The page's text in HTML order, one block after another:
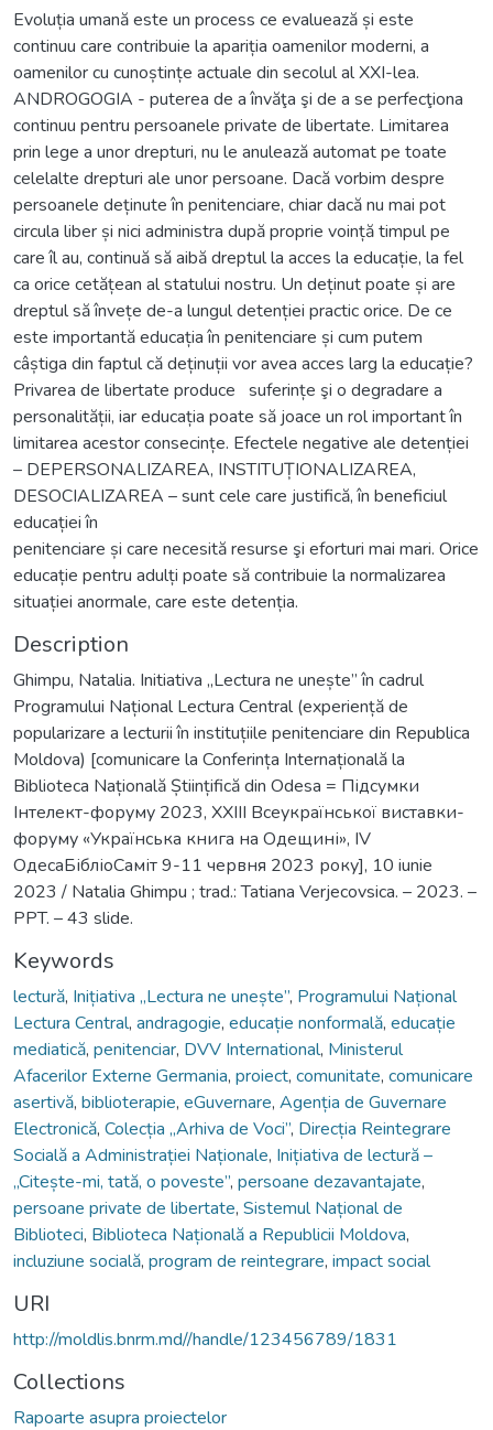
Evoluția umană este un process ce evaluează și este
continuu care contribuie la apariția oamenilor moderni, a
oamenilor cu cunoștințe actuale din secolul al XXI-lea.
ANDROGOGIA - puterea de a învăţa şi de a se perfecţiona
continuu pentru persoanele private de libertate. Limitarea
prin lege a unor drepturi, nu le anulează automat pe toate
celelalte drepturi ale unor persoane. Dacă vorbim despre
persoanele deținute în penitenciare, chiar dacă nu mai pot
circula liber și nici administra după proprie voință timpul pe
care îl au, continuă să aibă dreptul la acces la educație, la fel
ca orice cetățean al statului nostru. Un deținut poate și are
dreptul să învețe de-a lungul detenției practic orice. De ce
este importantă educația în penitenciare și cum putem
câștiga din faptul că deținuții vor avea acces larg la educație?
Privarea de libertate produce suferințe şi o degradare a
personalității, iar educația poate să joace un rol important în
limitarea acestor consecințe. Efectele negative ale detenției
– DEPERSONALIZAREA, INSTITUȚIONALIZAREA,
DESOCIALIZAREA – sunt cele care justifică, în beneficiul
educației în
penitenciare și care necesită resurse şi eforturi mai mari. Orice
educație pentru adulți poate să contribuie la normalizarea
situației anormale, care este detenția.
Description
Ghimpu, Natalia. Initiativa „Lectura ne unește” în cadrul
Programului Național Lectura Central (experiență de
popularizare a lecturii în instituțiile penitenciare din Republica
Moldova) [comunicare la Conferința Internațională la
Biblioteca Națională Științifică din Odesa = Підсумки
Інтелект-форуму 2023, ХХІІІ Всеукраїнської виставки-
форуму «Українська книга на Одещині», IV
ОдесаБібліоСаміт 9-11 червня 2023 року], 10 iunie
2023 / Natalia Ghimpu ; trad.: Tatiana Verjecovsica. – 2023. –
PPT. – 43 slide.
Keywords
lectură, Inițiativa „Lectura ne unește”, Programului Național
Lectura Central, andragogie, educație nonformală, educație
mediatică, penitenciar, DVV International, Ministerul
Afacerilor Externe Germania, proiect, comunitate, comunicare
asertivă, biblioterapie, eGuvernare, Agenția de Guvernare
Electronică, Colecția „Arhiva de Voci”, Direcția Reintegrare
Socială a Administrației Naționale, Inițiativa de lectură –
„Citește-mi, tată, o poveste”, persoane dezavantajate,
persoane private de libertate, Sistemul Național de
Biblioteci, Biblioteca Națională a Republicii Moldova,
incluziune socială, program de reintegrare, impact social
URI
http://moldlis.bnrm.md//handle/123456789/1831
Collections
Rapoarte asupra proiectelor